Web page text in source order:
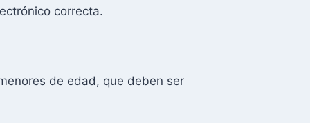
correcta.
de edad, que deben ser